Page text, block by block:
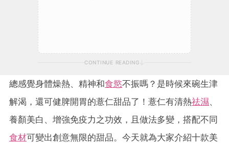
CONTINUE READING
總感覺身體燥熱、精神和食慾不振嗎？是時候來碗生津
解渴，還可健脾開胃的薏仁甜品了！薏仁有清熱祛濕、
養顏美白、增強免疫力之功效，且做法多變，搭配不同
食材可變出創意無限的甜品。今天就為大家介紹十款美